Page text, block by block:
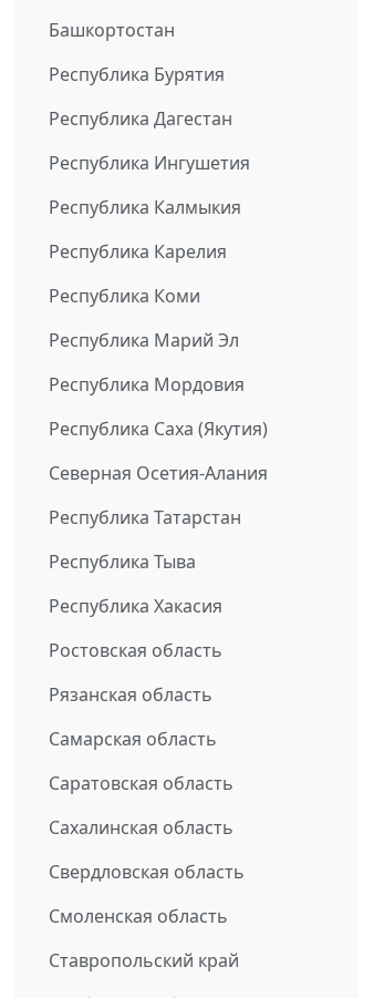
Башкортостан
Республика Бурятия
Республика Дагестан
Республика Ингушетия
Республика Калмыкия
Республика Карелия
Республика Коми
Республика Марий Эл
Республика Мордовия
Республика Саха (Якутия)
Северная Осетия-Алания
Республика Татарстан
Республика Тыва
Республика Хакасия
Ростовская область
Рязанская область
Самарская область
Саратовская область
Сахалинская область
Свердловская область
Смоленская область
Ставропольский край